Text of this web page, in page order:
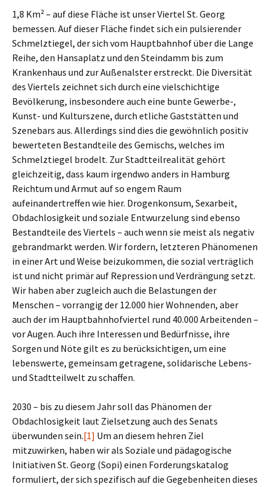
1,8 Km² – auf diese Fläche ist unser Viertel St. Georg
bemessen. Auf dieser Fläche findet sich ein pulsierender
Schmelztiegel, der sich vom Hauptbahnhof über die Lange
Reihe, den Hansaplatz und den Steindamm bis zum
Krankenhaus und zur Außenalster erstreckt. Die Diversität
des Viertels zeichnet sich durch eine vielschichtige
Bevölkerung, insbesondere auch eine bunte Gewerbe-,
Kunst- und Kulturszene, durch etliche Gaststätten und
Szenebars aus. Allerdings sind dies die gewöhnlich positiv
bewerteten Bestandteile des Gemischs, welches im
Schmelztiegel brodelt. Zur Stadtteilrealität gehört
gleichzeitig, dass kaum irgendwo anders in Hamburg
Reichtum und Armut auf so engem Raum
aufeinandertreffen wie hier. Drogenkonsum, Sexarbeit,
Obdachlosigkeit und soziale Entwurzelung sind ebenso
Bestandteile des Viertels – auch wenn sie meist als negativ
gebrandmarkt werden. Wir fordern, letzteren Phänomenen
in einer Art und Weise beizukommen, die sozial verträglich
ist und nicht primär auf Repression und Verdrängung setzt.
Wir haben aber zugleich auch die Belastungen der
Menschen – vorrangig der 12.000 hier Wohnenden, aber
auch der im Hauptbahnhofviertel rund 40.000 Arbeitenden –
vor Augen. Auch ihre Interessen und Bedürfnisse, ihre
Sorgen und Nöte gilt es zu berücksichtigen, um eine
lebenswerte, gemeinsam getragene, solidarische Lebens-
und Stadtteilwelt zu schaffen.
2030 – bis zu diesem Jahr soll das Phänomen der
Obdachlosigkeit laut Zielsetzung auch des Senats
überwunden sein.[1] Um an diesem hehren Ziel
mitzuwirken, haben wir als Soziale und pädagogische
Initiativen St. Georg (Sopi) einen Forderungskatalog
formuliert, der sich spezifisch auf die Gegebenheiten dieses